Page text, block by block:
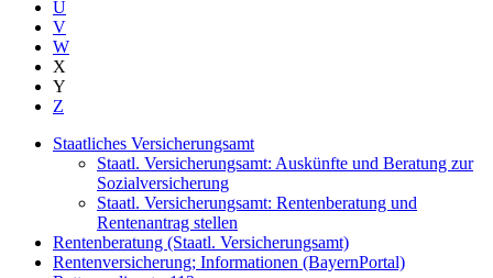
U
V
W
X
Y
Z
Staatliches Versicherungsamt
Staatl. Versicherungsamt: Auskünfte und Beratung zur
Sozialversicherung
Staatl. Versicherungsamt: Rentenberatung und
Rentenantrag stellen
Rentenberatung (Staatl. Versicherungsamt)
Rentenversicherung; Informationen (BayernPortal)